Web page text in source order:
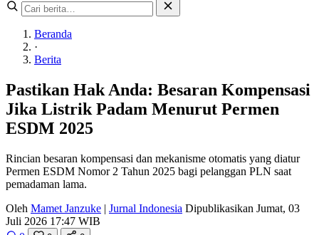
Beranda
·
Berita
Pastikan Hak Anda: Besaran Kompensasi
Jika Listrik Padam Menurut Permen
ESDM 2025
Rincian besaran kompensasi dan mekanisme otomatis yang diatur
Permen ESDM Nomor 2 Tahun 2025 bagi pelanggan PLN saat
pemadaman lama.
Oleh Mamet Janzuke | Jurnal Indonesia Dipublikasikan Jumat, 03
Juli 2026 17:47 WIB